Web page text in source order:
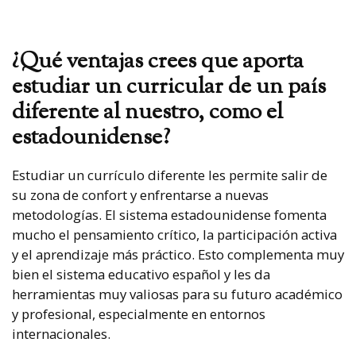
¿Qué ventajas crees que aporta
estudiar un curricular de un país
diferente al nuestro, como el
estadounidense?
Estudiar un currículo diferente les permite salir de
su zona de confort y enfrentarse a nuevas
metodologías. El sistema estadounidense fomenta
mucho el pensamiento crítico, la participación activa
y el aprendizaje más práctico. Esto complementa muy
bien el sistema educativo español y les da
herramientas muy valiosas para su futuro académico
y profesional, especialmente en entornos
internacionales.